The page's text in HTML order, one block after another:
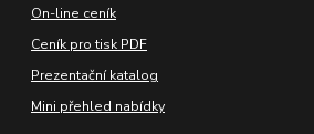
On-line ceník
Ceník pro tisk PDF
Prezentační katalog
Mini přehled nabídky